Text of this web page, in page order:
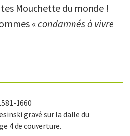
Mouchette du monde !
« condamnés à vivre
1660
gravé sur la dalle du
4 de couverture.